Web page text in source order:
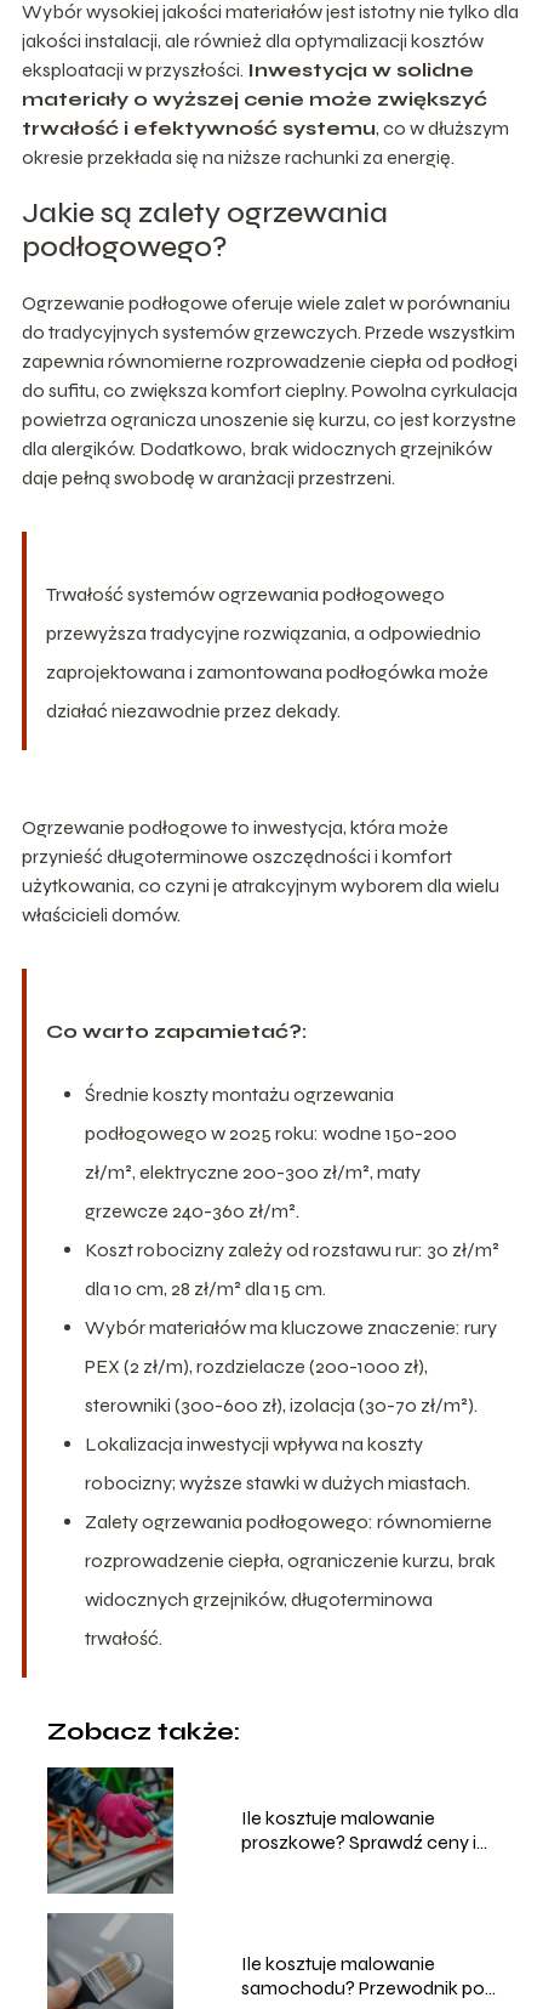
Wybór wysokiej jakości materiałów jest istotny nie tylko dla
jakości instalacji, ale również dla optymalizacji kosztów
eksploatacji w przyszłości. Inwestycja w solidne
materiały o wyższej cenie może zwiększyć
trwałość i efektywność systemu, co w dłuższym
okresie przekłada się na niższe rachunki za energię.
Jakie są zalety ogrzewania
podłogowego?
Ogrzewanie podłogowe oferuje wiele zalet w porównaniu
do tradycyjnych systemów grzewczych. Przede wszystkim
zapewnia równomierne rozprowadzenie ciepła od podłogi
do sufitu, co zwiększa komfort cieplny. Powolna cyrkulacja
powietrza ogranicza unoszenie się kurzu, co jest korzystne
dla alergików. Dodatkowo, brak widocznych grzejników
daje pełną swobodę w aranżacji przestrzeni.
Trwałość systemów ogrzewania podłogowego
przewyższa tradycyjne rozwiązania, a odpowiednio
zaprojektowana i zamontowana podłogówka może
działać niezawodnie przez dekady.
Ogrzewanie podłogowe to inwestycja, która może
przynieść długoterminowe oszczędności i komfort
użytkowania, co czyni je atrakcyjnym wyborem dla wielu
właścicieli domów.
Co warto zapamietać?:
Średnie koszty montażu ogrzewania
podłogowego w 2025 roku: wodne 150-200
zł/m², elektryczne 200-300 zł/m², maty
grzewcze 240-360 zł/m².
Koszt robocizny zależy od rozstawu rur: 30 zł/m²
dla 10 cm, 28 zł/m² dla 15 cm.
Wybór materiałów ma kluczowe znaczenie: rury
PEX (2 zł/m), rozdzielacze (200-1000 zł),
sterowniki (300-600 zł), izolacja (30-70 zł/m²).
Lokalizacja inwestycji wpływa na koszty
robocizny; wyższe stawki w dużych miastach.
Zalety ogrzewania podłogowego: równomierne
rozprowadzenie ciepła, ograniczenie kurzu, brak
widocznych grzejników, długoterminowa
trwałość.
Zobacz także:
Ile kosztuje malowanie
proszkowe? Sprawdź ceny i
Ile kosztuje malowanie
samochodu? Przewodnik po